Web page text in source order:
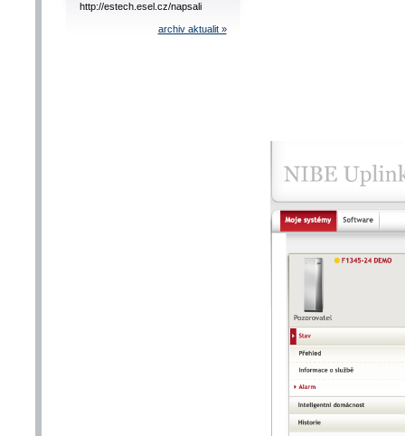
http://estech.esel.cz/napsali
archiv aktualit »